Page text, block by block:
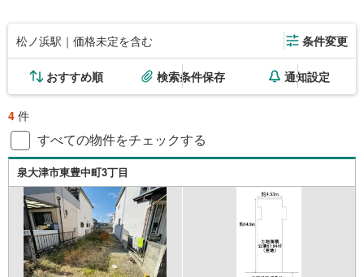
松ノ浜駅｜価格未定を含む 条件変更
おすすめ順 検索条件保存 通知設定
4 件
すべての物件をチェックする
泉大津市東豊中町3丁目